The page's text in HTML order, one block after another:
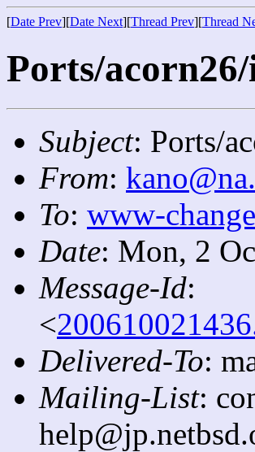
[Date Prev][Date Next][Thread Prev][Thread
Ports/
Subject: Ports/
From:
To: www-
Date: Mon, 2
Message-Id:
<
Delivered-To:
Mailing-List: